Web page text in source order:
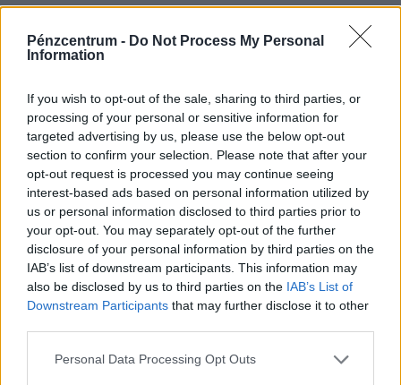
Pénzcentrum - Do Not Process My Personal
Information
If you wish to opt-out of the sale, sharing to third parties, or
processing of your personal or sensitive information for
targeted advertising by us, please use the below opt-out
section to confirm your selection. Please note that after your
opt-out request is processed you may continue seeing
interest-based ads based on personal information utilized by
us or personal information disclosed to third parties prior to
your opt-out. You may separately opt-out of the further
disclosure of your personal information by third parties on the
IAB’s list of downstream participants. This information may
also be disclosed by us to third parties on the IAB’s List of
Downstream Participants that may further disclose it to other
Personal Data Processing Opt Outs
Teljesen átírhatják a kötelező szombati
munkanapot a magyaroknak: váratlan javaslat
érkezett
Átfogó javaslatcsomagot dolgozott ki a Magyar
Kereskedelmi és Iparkamara (MKIK) a gazdaság
működőképességének megőrzése és az energiaválság